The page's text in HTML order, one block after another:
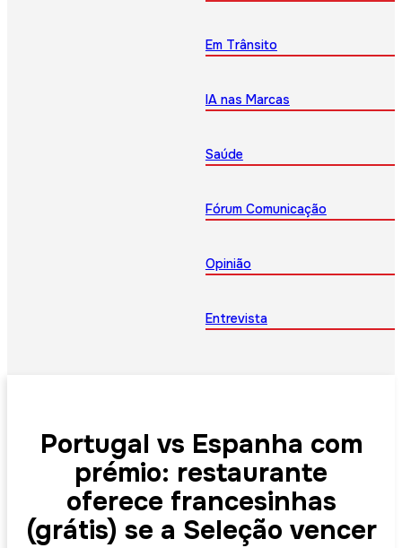
Em Trânsito
IA nas Marcas
Saúde
Fórum Comunicação
Opinião
Entrevista
Portugal vs Espanha com
prémio: restaurante
oferece francesinhas
(grátis) se a Seleção vencer